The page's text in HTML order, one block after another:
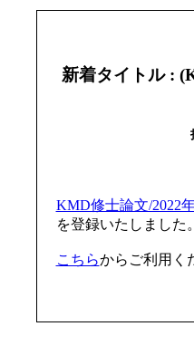
新着タイトル :
KMD修士論文/2022
を登録いたしました。
こちらからご利用く